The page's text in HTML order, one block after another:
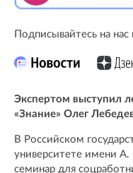
Подписывайтесь на нас
Экспертом выступил
«Знание» Олег
В Российском
университете имени А.
семинар для